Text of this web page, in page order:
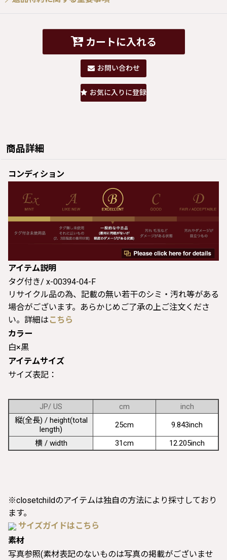
カートに入れる
お問い合わせ
お気に入りに登録
商品詳細
コンディション
アイテム説明
タグ付き/ x-00394-04-F
リサイクル品の為、記載の無い若干のシミ・汚れ等がある
場合がございます。あらかじめご了承の上ご注文くださ
い。詳細は こちら
カラー
白×黒
アイテムサイズ
サイズ表記：
JP/ US cm
inch
縦(全長) / height(total
length)
25cm
9.843inch
横 / width
31cm 12.205inch
※closetchildのアイテムは独自の方法により採寸しており
ます。
サイズガイドはこちら
素材
写真参照(素材表記のないものは写真の掲載がございませ